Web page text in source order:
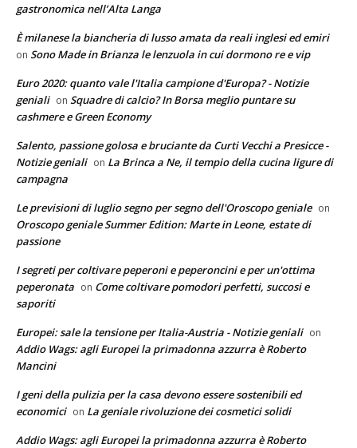
gastronomica nell’Alta Langa
È milanese la biancheria di lusso amata da reali inglesi ed emiri
on Sono Made in Brianza le lenzuola in cui dormono re e vip
Euro 2020: quanto vale l'Italia campione d'Europa? - Notizie
geniali on Squadre di calcio? In Borsa meglio puntare su
cashmere e Green Economy
Salento, passione golosa e bruciante da Curti Vecchi a Presicce -
Notizie geniali on La Brinca a Ne, il tempio della cucina ligure di
campagna
Le previsioni di luglio segno per segno dell'Oroscopo geniale on
Oroscopo geniale Summer Edition: Marte in Leone, estate di
passione
I segreti per coltivare peperoni e peperoncini e per un'ottima
peperonata on Come coltivare pomodori perfetti, succosi e
saporiti
Europei: sale la tensione per Italia-Austria - Notizie geniali on
Addio Wags: agli Europei la primadonna azzurra è Roberto
Mancini
I geni della pulizia per la casa devono essere sostenibili ed
economici on La geniale rivoluzione dei cosmetici solidi
Addio Wags: agli Europei la primadonna azzurra è Roberto